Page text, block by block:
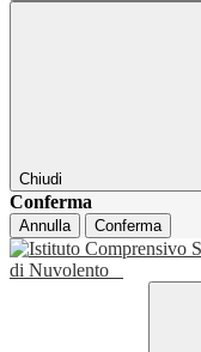
Chiudi
Conferma
Annulla Conferma
di Nuvolento